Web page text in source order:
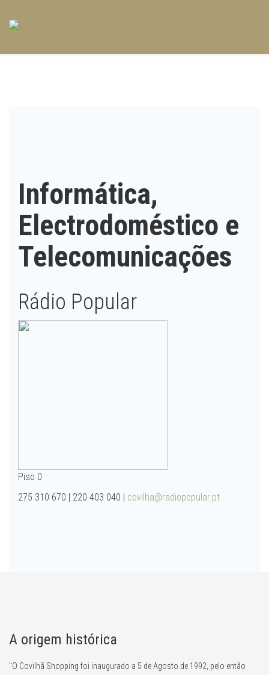
Informática,
Electrodoméstico e
Telecomunicações
Rádio Popular
Piso 0
275 310 670 | 220 403 040 | covilha@radiopopular.pt
A origem histórica
"O Covilhã Shopping foi inaugurado a 5 de Agosto de 1992, pelo então